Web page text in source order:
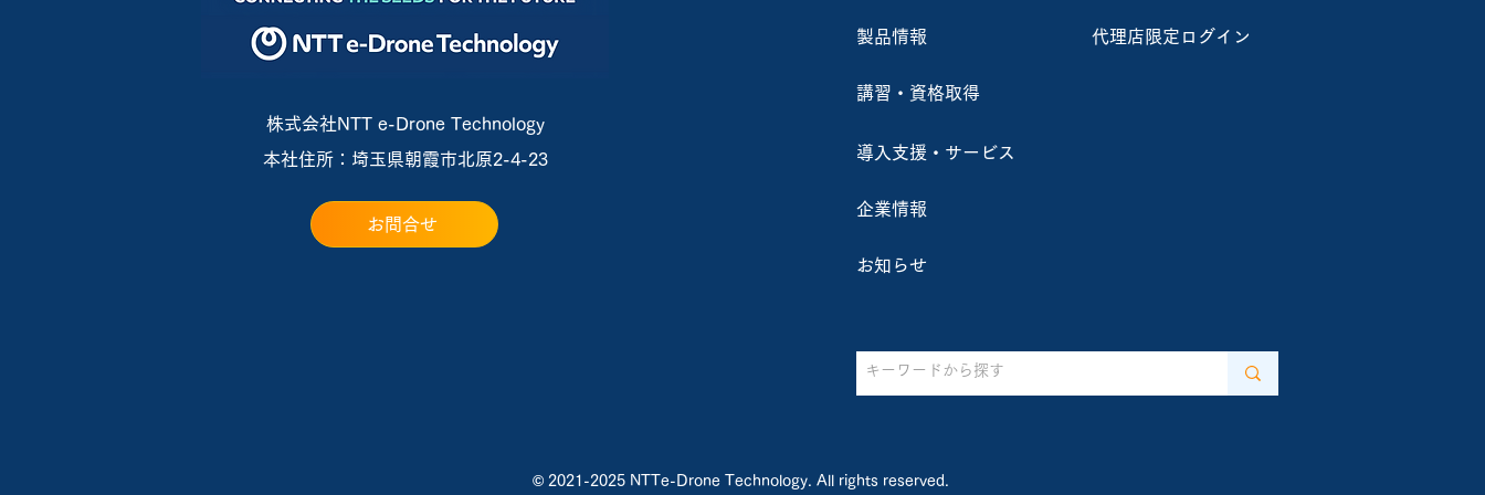
補助金を活用したドローン購
埼玉県、NTT東日本を含む計
８者、下水道管路維持管理の
国に先駆け推進
株式会社NTT e-Drone Technology
本社住所：埼玉県朝霞市北原2-4-23
お問合せ
製品情報 代理店限定ログイン
講習・資格取得
導入支援・サービス
企業情報
お知らせ
© 2021-2025 NTTe-Drone Technology. All rights reserved.